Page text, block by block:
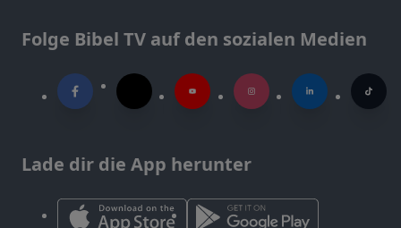
Folge Bibel TV auf den sozialen Medien
Lade dir die App herunter